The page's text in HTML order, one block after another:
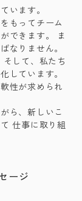
います。
もってチーム
できます。 ま
なりません。
して、私たち
しています。
性が求められ
ら、新しいこ
仕事に取り組
ージ